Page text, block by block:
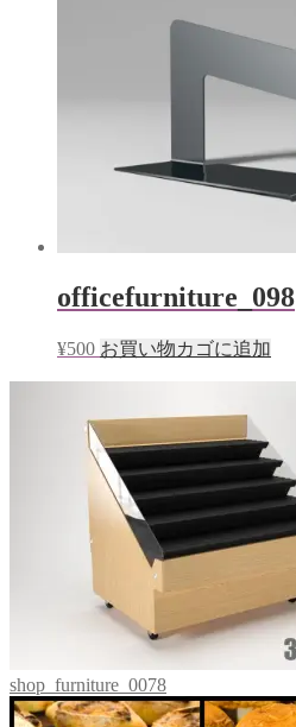
officefurniture_098
¥500 お買い物カゴに追加
shop_furniture_0078